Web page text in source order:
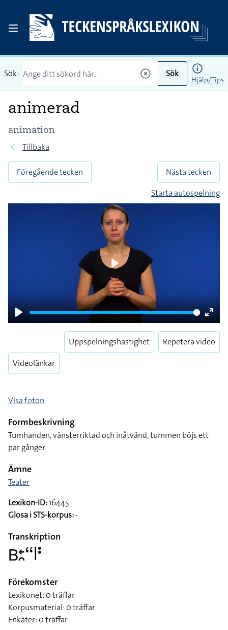
Sök: Sök
Hjälp/Tips
animerad
animation
Tillbaka
Föregående tecken
Nästa tecken
Starta autospelning
Play
Enter
Videolänkar
Uppspelningshastighet Repetera video
Visa foton
Formbeskrivning
Tumhanden, vänsterriktad och inåtvänd, tummen böjs ett
par gånger
Ämne
Teater
Lexikon-ID:16445
Glosa i STS-korpus:-
Transkription
􌤧􌥓􌥘􌦨􌥼􌥻
Förekomster
Lexikonet: 0 träffar
Korpusmaterial: 0 träffar
Enkäter: 0 träffar